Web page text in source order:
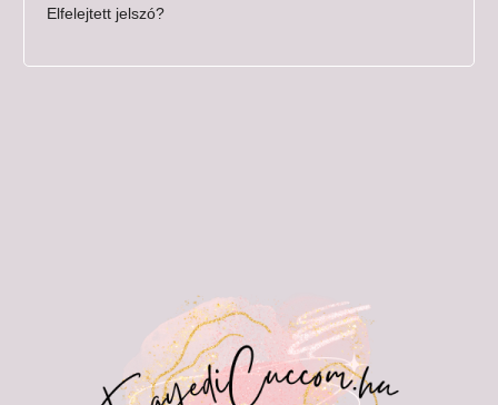
Elfelejtett jelszó?